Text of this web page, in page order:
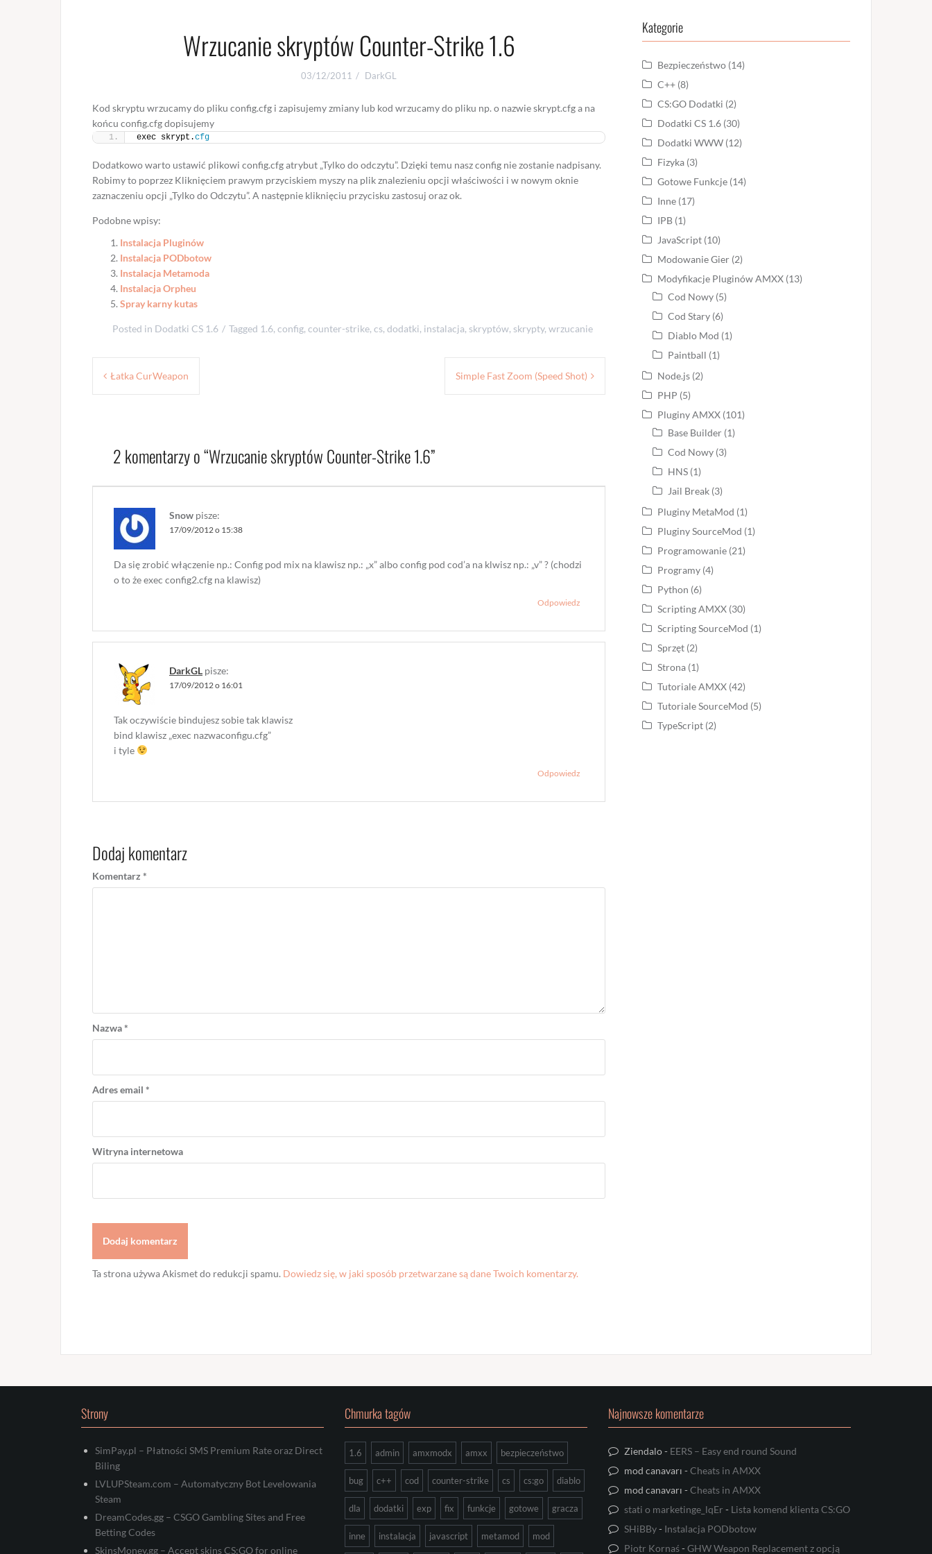
Wrzucanie skryptów Counter-Strike 1.6
03/12/2011 DarkGL
Kod skryptu wrzucamy do pliku config.cfg i zapisujemy zmiany lub kod wrzucamy do pliku np. o nazwie skrypt.cfg a na
końcu config.cfg dopisujemy
exec skrypt.cfg
Dodatkowo warto ustawić plikowi config.cfg atrybut „Tylko do odczytu”. Dzięki temu nasz config nie zostanie nadpisany.
Robimy to poprzez Kliknięciem prawym przyciskiem myszy na plik znalezieniu opcji właściwości i w nowym oknie
zaznaczeniu opcji „Tylko do Odczytu”. A następnie kliknięciu przycisku zastosuj oraz ok.
Podobne wpisy:
Instalacja Pluginów
Instalacja PODbotow
Instalacja Metamoda
Instalacja Orpheu
Spray karny kutas
Posted in Dodatki CS 1.6 Tagged 1.6, config, counter-strike, cs, dodatki, instalacja, skryptów, skrypty, wrzucanie
Nawigacja
Łatka CurWeapon Simple Fast Zoom (Speed Shot)
2 komentarzy o “Wrzucanie skryptów Counter-Strike 1.6”
Snow pisze:
17/09/2012 o 15:38
Da się zrobić włączenie np.: Config pod mix na klawisz np.: „x” albo config pod cod’a na klwisz np.: „v” ? (chodzi
o to że exec config2.cfg na klawisz)
Odpowiedz
DarkGL pisze:
17/09/2012 o 16:01
Tak oczywiście bindujesz sobie tak klawisz
bind klawisz „exec nazwaconfigu.cfg”
i tyle
Odpowiedz
Dodaj komentarz
Komentarz *
Nazwa*
Adres email *
Witryna internetowa
Ta strona używa Akismet do redukcji spamu. Dowiedz się, w jaki sposób przetwarzane są dane Twoich komentarzy.
Kategorie
Bezpieczeństwo (14)
C++ (8)
CS:GO Dodatki (2)
Dodatki CS 1.6 (30)
Dodatki WWW (12)
Fizyka (3)
Gotowe Funkcje (14)
Inne (17)
IPB (1)
JavaScript (10)
Modowanie Gier (2)
Modyfikacje Pluginów AMXX (13)
Cod Nowy (5)
Cod Stary (6)
Diablo Mod (1)
Paintball (1)
Node.js (2)
PHP (5)
Pluginy AMXX (101)
Base Builder (1)
Cod Nowy (3)
HNS (1)
Jail Break (3)
Pluginy MetaMod (1)
Pluginy SourceMod (1)
Programowanie (21)
Programy (4)
Python (6)
Scripting AMXX (30)
Scripting SourceMod (1)
Sprzęt (2)
Strona (1)
Tutoriale AMXX (42)
Tutoriale SourceMod (5)
TypeScript (2)
Strony
SimPay.pl – Płatności SMS Premium Rate oraz Direct
Biling
LVLUPSteam.com – Automatyczny Bot Levelowania
Steam
DreamCodes.gg – CSGO Gambling Sites and Free
Betting Codes
SkinsMoney.gg – Accept skins CS:GO for online
Chmurka tagów
1.6 admin amxmodx amxx bezpieczeństwo
bug c++ cod counter-strike cs cs:go diablo
dla dodatki exp fix funkcje gotowe gracza
inne instalacja javascript metamod mod
Najnowsze komentarze
Ziendalo- EERS – Easy end round Sound
mod canavarı -Cheats in AMXX
mod canavarı -Cheats in AMXX
stati o marketinge_lqEr - Lista komend klienta CS:GO
SHiBBy- Instalacja PODbotow
Piotr Kornaś-GHW Weapon Replacement z opcją